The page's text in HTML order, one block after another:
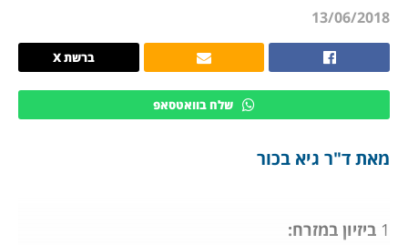
13/06/2018
ברשת X
שלח בוואטסאפ
מאת ד"ר גיא בכור
1 ביזיון במזרח: